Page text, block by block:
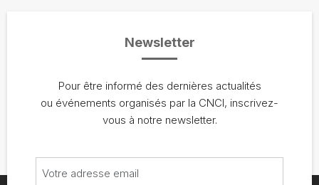
Newsletter
Pour être informé des dernières actualités
ou événements organisés par la CNCI, inscrivez-
vous à notre newsletter.